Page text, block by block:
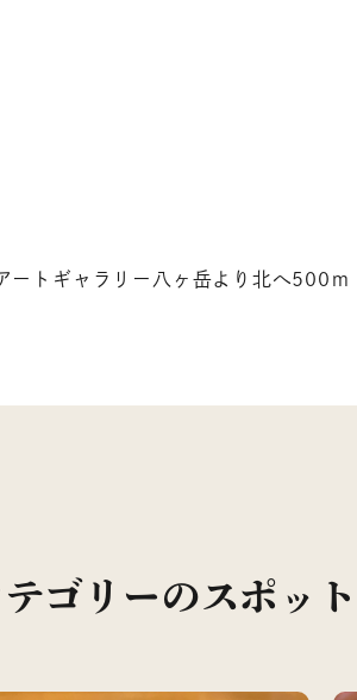
トギャラリー八ヶ岳より北へ500ｍ
ゴリーの スポット